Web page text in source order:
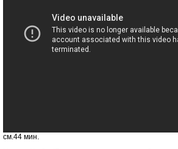
см.44 мин.